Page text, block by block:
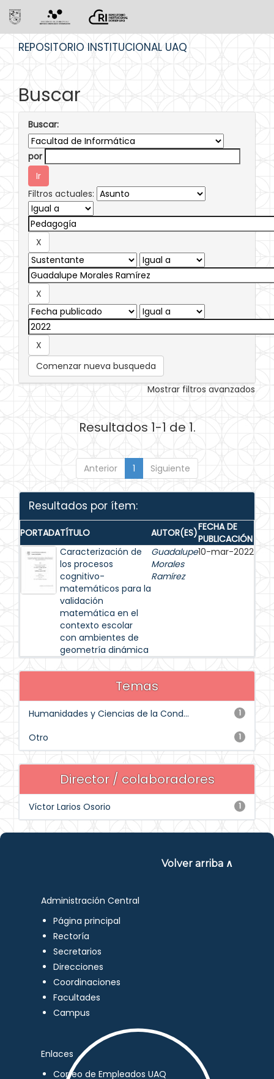
REPOSITORIO INSTITUCIONAL UAQ
Buscar
Buscar:
por
Filtros actuales:
Comenzar nueva busqueda
Mostrar filtros avanzados
Resultados 1-1 de 1.
Anterior 1 Siguiente
Resultados por ítem:
PORTADATÍTULO AUTOR(ES)FECHA DE
PUBLICACIÓN
Caracterización de
los procesos
cognitivo-
matemáticos para la
validación
matemática en el
contexto escolar
con ambientes de
geometría dinámica
Guadalupe
Morales
Ramírez
10-mar-2022
Temas
1
Humanidades y Ciencias de la Cond...
1
Otro
Director / colaboradores
1
Víctor Larios Osorio
Volver arriba ∧
Administración Central
Página principal
Rectoría
Secretarios
Direcciones
Coordinaciones
Facultades
Campus
Enlaces
Correo de Empleados UAQ